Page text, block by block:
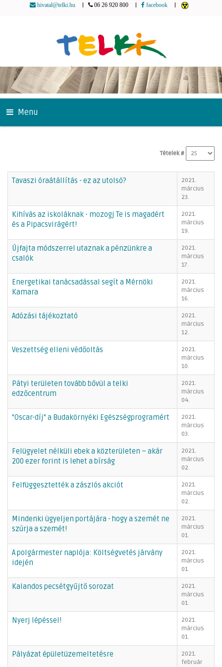
hivatal@telki.hu 06 26 920 800 facebook
Menu
Tételek #
Tavaszi óraátállítás - ez az utolsó?
2021.
március
23.
Kihívás az iskoláknak - mozogj Te is magadért
és a Pipacsvirágért!
2021.
március
19.
Újfajta módszerrel utaznak a pénzünkre a
csalók
2021.
március
17.
Energetikai tanácsadással segít a Mérnöki
Kamara
2021.
március
16.
Adózási tájékoztató
2021.
március
12.
Veszettség elleni védőoltás
2021.
március
10.
Pátyi területen tovább bővül a telki
edzőcentrum
2021.
március
04.
"Oscar-díj" a Budakörnyéki Egészségprogramért
2021.
március
03.
Felügyelet nélküli ebek a közterületen – akár
200 ezer forint is lehet a bírság
2021.
március
02.
Felfüggesztették a zászlós akciót
2021.
március
02.
Mindenki ügyeljen portájára - hogy a szemét ne
szúrja a szemét!
2021.
március
01.
A polgármester naplója: Költségvetés járvány
idején
2021.
március
01.
Kalandos pecsétgyűjtő sorozat
2021.
március
01.
Nyerj lépéssel!
2021.
március
01.
Pályázat épületüzemeltetésre
2021.
február